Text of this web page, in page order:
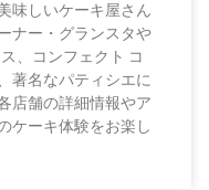
味しいケーキ屋さん
ナー・グランスタや
、コンフェクト コ
著名なパティシエに
店舗の詳細情報やア
ケーキ体験をお楽し